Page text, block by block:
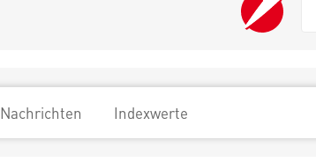
Nachrichten Indexwerte